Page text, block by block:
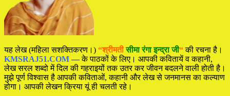
यह लेख (महिला सशक्तिकरण।) “श्रीमतीसीमा रंगा इन्द्रा जी“की रचना है।
KMSRAJ51.COM — के पाठकों के लिए। आपकी कवितायें व कहानी,
लेख सरल शब्दो में दिल की गहराइयों तक उतर कर जीवन बदलने वाली होती है।
मुझे पूर्ण विश्वास है आपकी कविताओं, कहानी और लेख से जनमानस का कल्याण
होगा। आपकी लेखन क्रिया यूं ही चलती रहे।